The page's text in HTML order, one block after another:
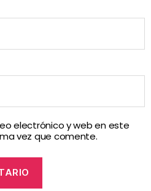
electrónico y web en este
vez que comente.